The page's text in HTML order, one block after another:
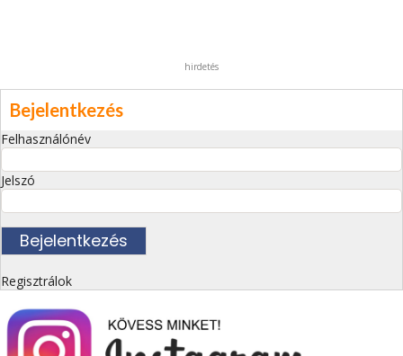
hirdetés
Bejelentkezés
Felhasználónév
Jelszó
Regisztrálok